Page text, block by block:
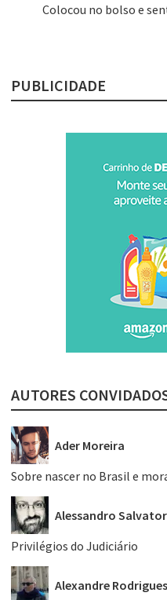
Colocou no bolso e
PUBLICIDADE
AUTORES
Ader Moreira
Sobre nascer no Brasil e
Alessandro
Privilégios do Judiciário
Alexandre Rodrigues